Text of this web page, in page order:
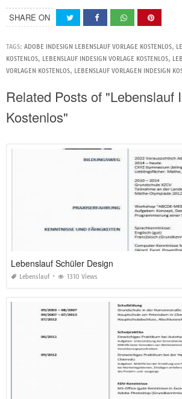
SHARE ON
TAGS: ADOBE INDESIGN LEBENSLAUF VORLAGE KOSTENLOS,
KOSTENLOS, LEBENSLAUF INDESIGN VORLAGE KOSTENLOS,
VORLAGEN KOSTENLOS, LEBENSLAUF VORLAGEN INDESIGN
Related Posts of "Lebenslauf
Kostenlos"
Lebenslauf Schüler Design
Lebenslauf 1310 Views